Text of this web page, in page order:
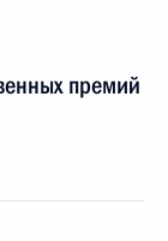
премий